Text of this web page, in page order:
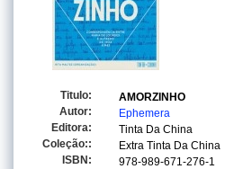
Titulo:
AMORZINHO
Autor:
Ephemera
Editora:
Tinta Da China
Coleção::
Extra Tinta Da China
ISBN:
978-989-671-276-1